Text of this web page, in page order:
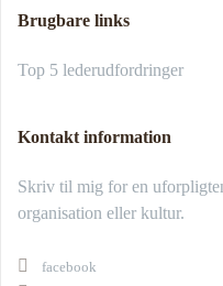
Brugbare links
Top 5 lederudfordringer
Kontakt information
Skriv til mig for en
organisation eller kultur.
facebook